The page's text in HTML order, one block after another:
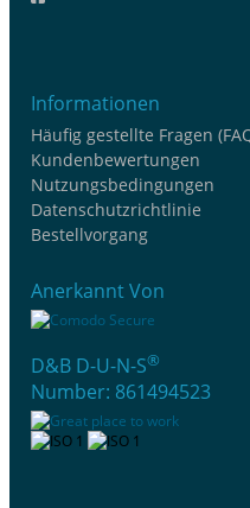
Informationen
Häufig gestellte Fragen
Kundenbewertungen
Nutzungsbedingungen
Datenschutzrichtlinie
Bestellvorgang
Anerkannt Von
D&B D-U-N-S®
Number: 861494523